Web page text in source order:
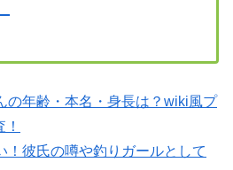
の年齢・本名・身長は？wiki風プ
！彼氏の噂や釣りガールとして